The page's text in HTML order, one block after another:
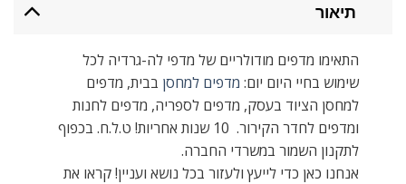
תיאור
התאימו מדפים מודולריים של מדפי לה-גרדיה לכל
שימוש בחיי היום יום: מדפים למחסן בבית, מדפים
למחסן הציוד בעסק, מדפים לספריה, מדפים לחנות
ומדפים לחדר הקירור. 10 שנות אחריות! ט.ל.ח. בכפוף
לתקנון השמור במשרדי החברה.
אנחנו כאן כדי לייעץ ולעזור בכל נושא ועניין! קראו את